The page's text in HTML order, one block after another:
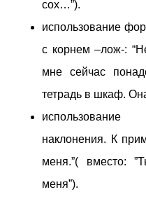
сох…”).
использование
с корнем –лож-:
мне сейчас
тетрадь в шкаф.
использование
наклонения. К
меня.”( вместо:
меня”).